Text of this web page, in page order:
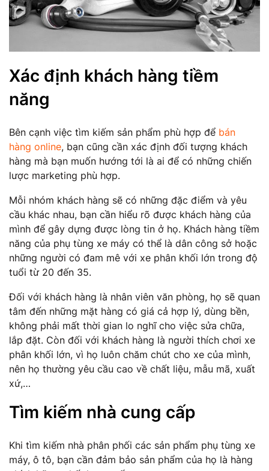
Xác định khách hàng tiềm
năng
Bên cạnh việc tìm kiếm sản phẩm phù hợp để bán
hàng online, bạn cũng cần xác định đối tượng khách
hàng mà bạn muốn hướng tới là ai để có những chiến
lược marketing phù hợp.
Mỗi nhóm khách hàng sẽ có những đặc điểm và yêu
cầu khác nhau, bạn cần hiểu rõ được khách hàng của
mình để gây dựng được lòng tin ở họ. Khách hàng tiềm
năng của phụ tùng xe máy có thể là dân công sở hoặc
những người có đam mê với xe phân khối lớn trong độ
tuổi từ 20 đến 35.
Đối với khách hàng là nhân viên văn phòng, họ sẽ quan
tâm đến những mặt hàng có giá cả hợp lý, dùng bền,
không phải mất thời gian lo nghĩ cho việc sửa chữa,
lắp đặt. Còn đối với khách hàng là người thích chơi xe
phân khối lớn, vì họ luôn chăm chút cho xe của mình,
nên họ thường yêu cầu cao về chất liệu, mẫu mã, xuất
xứ,…
Tìm kiếm nhà cung cấp
Khi tìm kiếm nhà phân phối các sản phẩm phụ tùng xe
máy, ô tô, bạn cần đảm bảo sản phẩm của họ là hàng